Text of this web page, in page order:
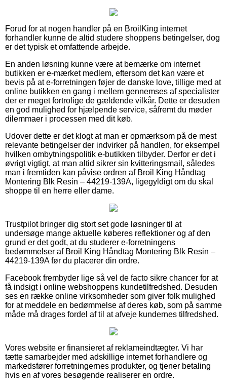
Forud for at nogen handler på en BroilKing internet
forhandler kunne de altid studere shoppens betingelser, dog
er det typisk et omfattende arbejde.
En anden løsning kunne være at bemærke om internet
butikken er e-mærket medlem, eftersom det kan være et
bevis på at e-forretningen føjer de danske love, tillige med at
online butikken en gang i mellem gennemses af specialister
der er meget fortrolige de gældende vilkår. Dette er desuden
en god mulighed for hjælpende service, såfremt du møder
dilemmaer i processen med dit køb.
Udover dette er det klogt at man er opmærksom på de mest
relevante betingelser der indvirker på handlen, for eksempel
hvilken ombytningspolitik e-butikken tilbyder. Derfor er det i
øvrigt vigtigt, at man altid sikrer sin kvitteringsmail, således
man i fremtiden kan påvise ordren af Broil King Håndtag
Montering Blk Resin – 44219-139A, ligegyldigt om du skal
shoppe til en herre eller dame.
Trustpilot bringer dig stort set gode løsninger til at
undersøge mange aktuelle køberes reflektioner og af den
grund er det godt, at du studerer e-forretningens
bedømmelser af Broil King Håndtag Montering Blk Resin –
44219-139A før du placerer din ordre.
Facebook frembyder lige så vel de facto sikre chancer for at
få indsigt i online webshoppens kundetilfredshed. Desuden
ses en række online virksomheder som giver folk mulighed
for at meddele en bedømmelse af deres køb, som på samme
måde må drages fordel af til at afveje kundernes tilfredshed.
Vores website er finansieret af reklameindtægter. Vi har
tætte samarbejder med adskillige internet forhandlere og
markedsfører forretningernes produkter, og tjener betaling
hvis en af vores besøgende realiserer en ordre.